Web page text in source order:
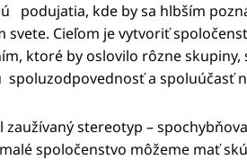
podujatia, kde by sa hlbším
Cieľom je vytvoriť
ktoré by oslovilo rôzne
a spoluúčasť
stereotyp –
spoločenstvo môžeme mať